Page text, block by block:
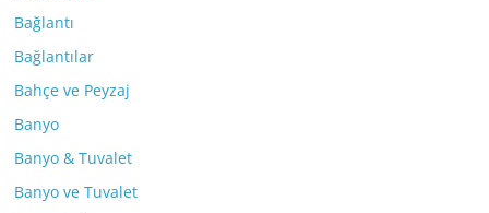
Bağlantı
Bağlantılar
Bahçe ve Peyzaj
Banyo
Banyo & Tuvalet
Banyo ve Tuvalet